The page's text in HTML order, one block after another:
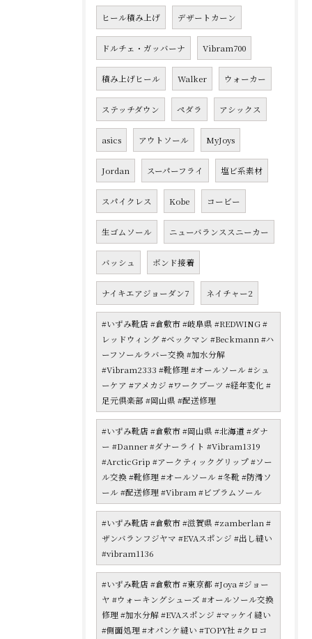
ヒール積み上げ デザートカーン
ドルチェ・ガッバーナ Vibram700
積み上げヒール Walker ウォーカー
ステッチダウン ペダラ アシックス
asics アウトソール MyJoys
Jordan スーパーフライ 塩ビ系素材
スパイクレス Kobe コービー
生ゴムソール ニューバランススニーカー
バッシュ ボンド接着
ナイキエアジョーダン7 ネイチャー2
#いずみ靴店 #倉敷市 #岐阜県 #REDWING #
レッドウィング #ベックマン #Beckmann #ハ
ーフソールラバー交換 #加水分解
#Vibram2333 #靴修理 #オールソール #シュ
ーケア #アメカジ #ワークブーツ #経年変化 #
足元倶楽部 #岡山県 #配送修理
#いずみ靴店 #倉敷市 #岡山県 #北海道 #ダナ
ー #Danner #ダナーライト #Vibram1319
#ArcticGrip #アークティックグリップ #ソー
ル交換 #靴修理 #オールソール #冬靴 #防滑ソ
ール #配送修理 #Vibram #ビブラムソール
#いずみ靴店 #倉敷市 #滋賀県 #zamberlan #
ザンバランフジヤマ #EVAスポンジ #出し縫い
#vibram1136
#いずみ靴店 #倉敷市 #東京都 #Joya #ジョー
ヤ #ウォーキングシューズ #オールソール交換
修理 #加水分解 #EVAスポンジ #マッケイ縫い
#側面処理 #オパンケ縫い #TOPY社 #クロコ